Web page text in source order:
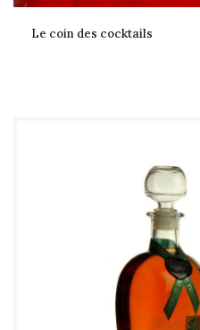
Le coin des cocktails